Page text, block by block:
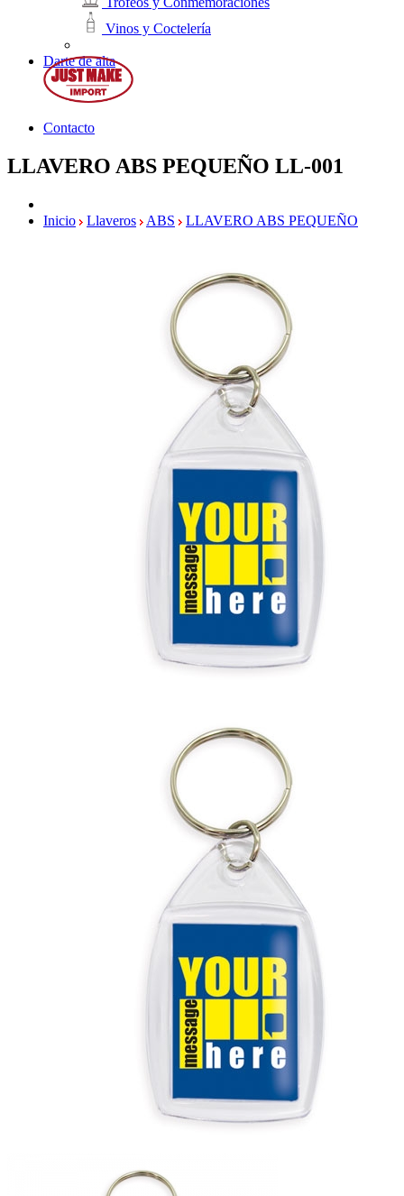
Vinos y Coctelería
Darte de alta
Contacto
LLAVERO ABS PEQUEÑO LL-001
Inicio Llaveros ABS LLAVERO ABS PEQUEÑO